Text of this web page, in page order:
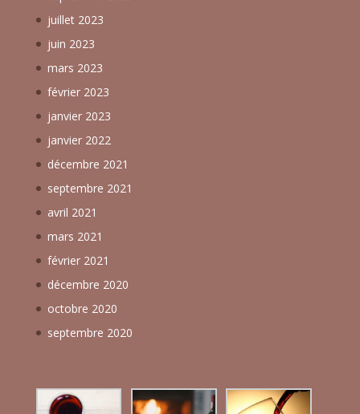
juillet 2023
juin 2023
mars 2023
février 2023
janvier 2023
janvier 2022
décembre 2021
septembre 2021
avril 2021
mars 2021
février 2021
décembre 2020
octobre 2020
septembre 2020